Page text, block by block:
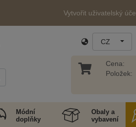
Vytvořit uživatelský
CZ
Cena:
Položek:
Módní
doplňky
Obaly a
vybavení